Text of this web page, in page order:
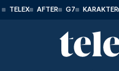
TELEX AFTER G7 KARAKTER